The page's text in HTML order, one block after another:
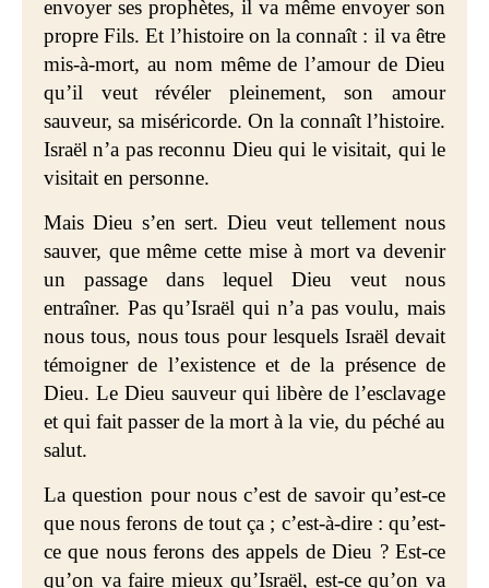
envoyer ses prophètes, il va même envoyer son
propre Fils. Et l’histoire on la connaît : il va être
mis-à-mort, au nom même de l’amour de Dieu
qu’il veut révéler pleinement, son amour
sauveur, sa miséricorde. On la connaît l’histoire.
Israël n’a pas reconnu Dieu qui le visitait, qui le
visitait en personne.
Mais Dieu s’en sert. Dieu veut tellement nous
sauver, que même cette mise à mort va devenir
un passage dans lequel Dieu veut nous
entraîner. Pas qu’Israël qui n’a pas voulu, mais
nous tous, nous tous pour lesquels Israël devait
témoigner de l’existence et de la présence de
Dieu. Le Dieu sauveur qui libère de l’esclavage
et qui fait passer de la mort à la vie, du péché au
salut.
La question pour nous c’est de savoir qu’est-ce
que nous ferons de tout ça ; c’est-à-dire : qu’est-
ce que nous ferons des appels de Dieu ? Est-ce
qu’on va faire mieux qu’Israël, est-ce qu’on va